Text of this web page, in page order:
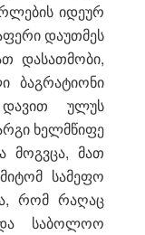
იდეურ
დაუთმეს
დასათმობი,
ბაგრატიონი
ულუს
ხელმწიფე
მოგვცა, მათ
სამეფო
რომ რაღაც
და საბოლოო